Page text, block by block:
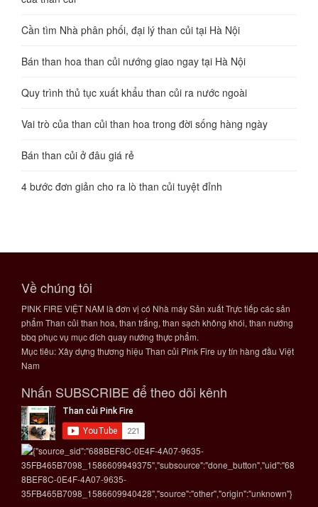
Cần tìm Nhà phân phối, đại lý than củi tại Hà Nội
Bán than hoa than củi nướng giao ngay tại Hà Nội
Quy trình thủ tục xuất khẩu than củi ra nước ngoài
Vai trò của than củi than hoa trong đời sống hàng ngày
Bán than củi ở đâu giá rẻ
4 bước đơn giản cho ra lò than củi tuyệt đỉnh
Về chúng tôi
PINK FIRE VIỆT NAM là đơn vị có Nhà máy Sản xuất Trực tiếp các sản
phẩm Than củi than hoa, than trắng, than sạch không khói, than nướng
bbq phục vụ mục đích quay nướng thực phẩm.
Mục tiêu: Xây dựng thương hiệu Than củi Pink Fire uy tín hàng đầu Việt
Nam
Nhấn SUBSCRIBE để theo dõi kênh